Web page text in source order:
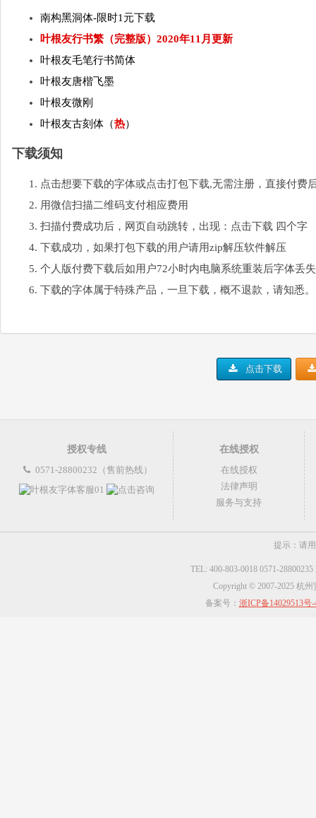
南构黑洞体-限时1元下载
叶根友行书繁（完整版）2020年11月更新
叶根友毛笔行书简体
叶根友唐楷飞墨
叶根友微刚
叶根友古刻体（热）
下载须知
点击想要下载的字体或点击打包下载,无需注册，直接付费
用微信扫描二维码支付相应费用
扫描付费成功后，网页自动跳转，出现：点击下载 四个字
下载成功，如果打包下载的用户请用zip解压软件解压
个人版付费下载后如用户72小时内电脑系统重装后字体丢
下载的字体属于特殊产品，一旦下载，概不退款，请知悉。
点击下载
授权专线
0571-28800232（售前热线）
在线授权
在线授权
法律声明
服务与支持
提示：请
TEL: 400-803-0018 0571-
Copyright © 2007-2025 杭
备案号： 浙ICP备14029513号-